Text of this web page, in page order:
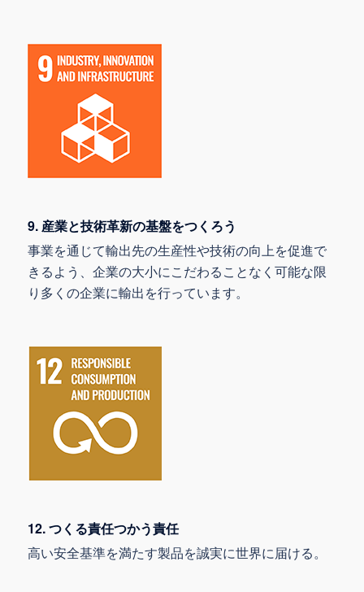
9. 産業と技術革新の基盤をつくろう
事業を通じて輸出先の生産性や技術の向上を促進で
きるよう、企業の大小にこだわることなく可能な限
り多くの企業に輸出を行っています。
12. つくる責任つかう責任
高い安全基準を満たす製品を誠実に世界に届ける。